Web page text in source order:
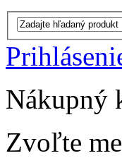
Nákupný
Zvoľte